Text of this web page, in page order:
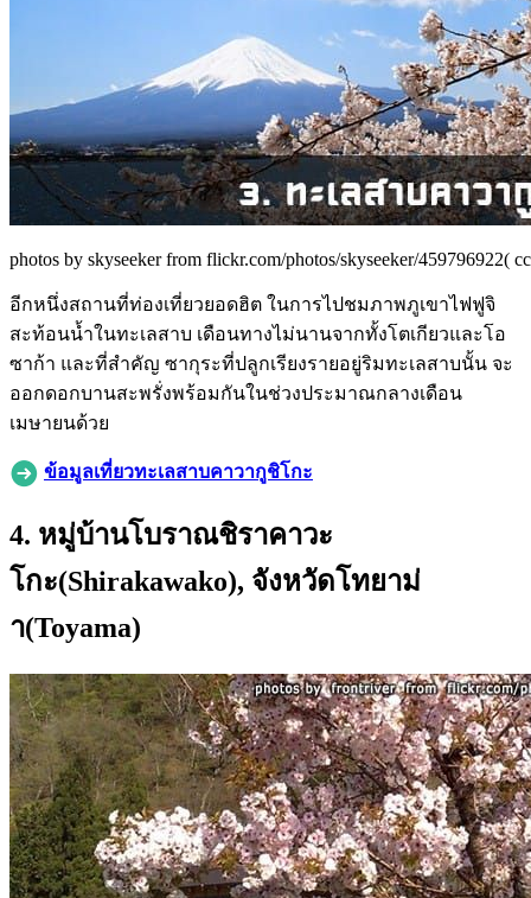
photos by skyseeker from flickr.com/photos/skyseeker/459796922(
อีกหนึ่งสถานที่ท่องเที่ยวยอดฮิต ในการไปชมภาพภูเขาไฟฟูจิ
สะท้อนน้ำในทะเลสาบ เดือนทางไม่นานจากทั้งโตเกียวและโอ
ซาก้า และที่สำคัญ ซากุระที่ปลูกเรียงรายอยู่ริมทะเลสาบนั้น จะ
ออกดอกบานสะพรั่งพร้อมกันในช่วงประมาณกลางเดือน
เมษายนด้วย
ข้อมูลเที่ยวทะเลสาบคาวากูชิโกะ
4. หมู่บ้านโบราณชิราคาวะ
โกะ(Shirakawako), จังหวัดโทยาม่
า(Toyama)